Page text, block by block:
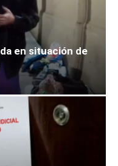
en situación de